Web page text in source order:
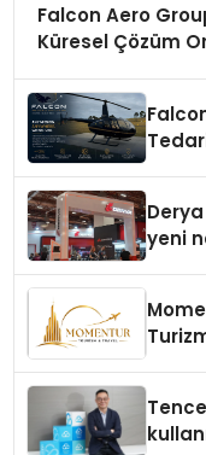
Falcon Aero
Küresel Çözüm
yeni